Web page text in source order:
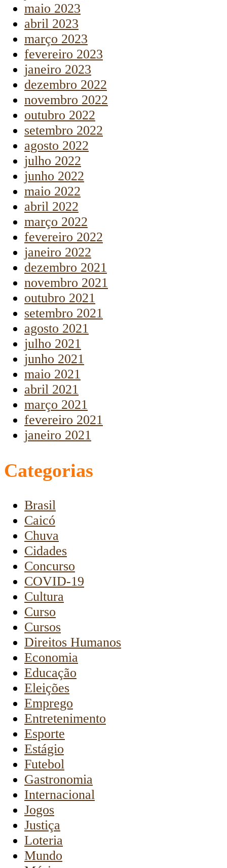
maio 2023
abril 2023
março 2023
fevereiro 2023
janeiro 2023
dezembro 2022
novembro 2022
outubro 2022
setembro 2022
agosto 2022
julho 2022
junho 2022
maio 2022
abril 2022
março 2022
fevereiro 2022
janeiro 2022
dezembro 2021
novembro 2021
outubro 2021
setembro 2021
agosto 2021
julho 2021
junho 2021
maio 2021
abril 2021
março 2021
fevereiro 2021
janeiro 2021
Categorias
Brasil
Caicó
Chuva
Cidades
Concurso
COVID-19
Cultura
Curso
Cursos
Direitos Humanos
Economia
Educação
Eleições
Emprego
Entretenimento
Esporte
Estágio
Futebol
Gastronomia
Internacional
Jogos
Justiça
Loteria
Mundo